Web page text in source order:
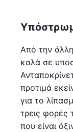
Από την
καλά σε
προτιμά
για το
τρεις φορές
που είναι